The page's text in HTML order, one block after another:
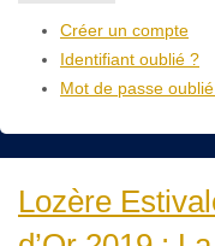
Créer un compte
Identifiant oublié ?
Mot de passe
Lozère